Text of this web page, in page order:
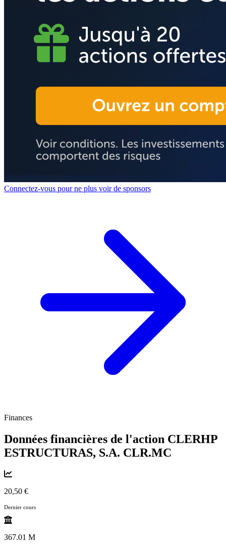
Connectez-vous pour ne plus voir de sponsors
Finances
Données financières de l'action CLERHP
ESTRUCTURAS, S.A. CLR.MC
20,50 €
Dernier cours
367.01 M